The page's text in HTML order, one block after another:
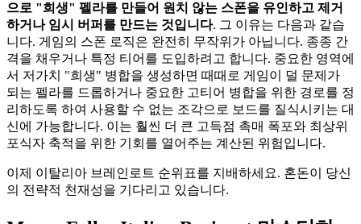
으로 "희생" 펠라를 만들어 원치 않는 스폰을 유인하고 제거
하거나 임시 버퍼를 만드는 것입니다. 그 이유는 다음과 같습
니다. 게임의 스폰 로직은 완전히 무작위가 아닙니다. 종종 간
격을 채우거나 특정 티어를 도입하려고 합니다. 중요한 영역에
서 저가치 "희생" 병합을 생성하면 때때로 게임이 덜 문제가
되는 펠라를 드롭하거나 중요한 고티어 병합을 위한 경로를 정
리하도록 하여 사용할 수 없는 조각으로 보드를 질식시키는 대
신에 가능합니다. 이는 훨씬 더 큰 고득점 촉매 폭포와 최상위
포식자 축적을 위한 기회를 열어주는 계산된 위험입니다.
이제 이탈리아 브레인로트 순위표를 지배하세요. 혼돈이 당신
의 전략적 천재성을 기다리고 있습니다.